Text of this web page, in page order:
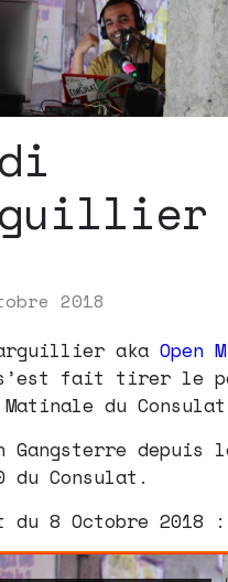
2018
aka Open
fait tirer le
Matinale du
Gangsterre depuis
du Consulat.
8 Octobre 2018 :